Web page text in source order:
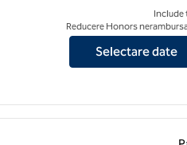
pentru Conrad Orlando, la
Include
Reducere Honors
Selectare date